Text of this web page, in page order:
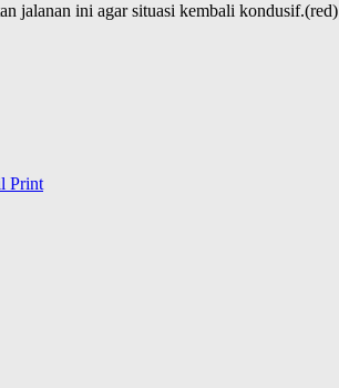
jalanan ini agar situasi kembali kondusif.(red)
Print